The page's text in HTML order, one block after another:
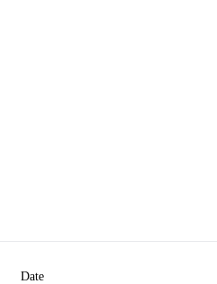
Date